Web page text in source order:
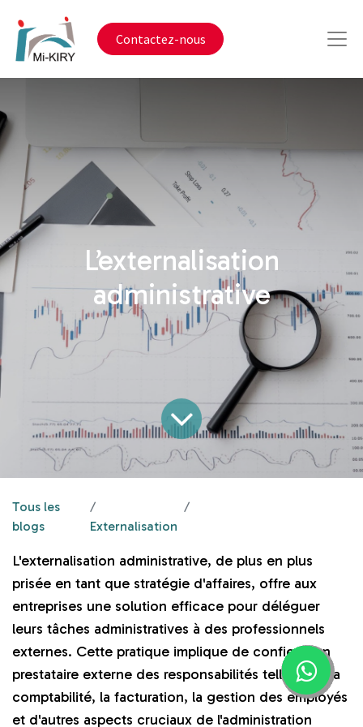
Contactez-nous
L’externalisation
administrative
Tous les
blogs
Externalisation
L'externalisation administrative, de plus en plus
prisée en tant que stratégie d'affaires, offre aux
entreprises une solution efficace pour déléguer
leurs tâches administratives à des professionnels
externes. Cette pratique implique de confier à un
prestataire externe des responsabilités telles que la
comptabilité, la facturation, la gestion des employés
et d'autres aspects cruciaux de l'administration